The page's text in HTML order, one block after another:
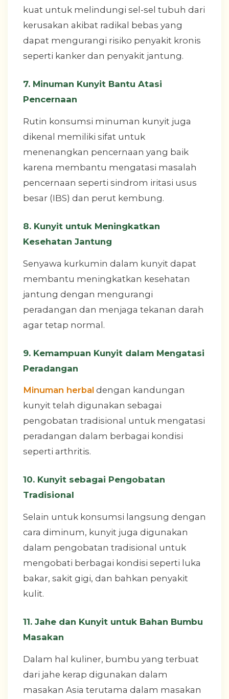
kuat untuk melindungi sel-sel tubuh dari
kerusakan akibat radikal bebas yang
dapat mengurangi risiko penyakit kronis
seperti kanker dan penyakit jantung.
7. Minuman Kunyit Bantu Atasi
Pencernaan
Rutin konsumsi minuman kunyit juga
dikenal memiliki sifat untuk
menenangkan pencernaan yang baik
karena membantu mengatasi masalah
pencernaan seperti sindrom iritasi usus
besar (IBS) dan perut kembung.
8. Kunyit untuk Meningkatkan
Kesehatan Jantung
Senyawa kurkumin dalam kunyit dapat
membantu meningkatkan kesehatan
jantung dengan mengurangi
peradangan dan menjaga tekanan darah
agar tetap normal.
9. Kemampuan Kunyit dalam Mengatasi
Peradangan
Minuman herbal dengan kandungan
kunyit telah digunakan sebagai
pengobatan tradisional untuk mengatasi
peradangan dalam berbagai kondisi
seperti arthritis.
10. Kunyit sebagai Pengobatan
Tradisional
Selain untuk konsumsi langsung dengan
cara diminum, kunyit juga digunakan
dalam pengobatan tradisional untuk
mengobati berbagai kondisi seperti luka
bakar, sakit gigi, dan bahkan penyakit
kulit.
11. Jahe dan Kunyit untuk Bahan Bumbu
Masakan
Dalam hal kuliner, bumbu yang terbuat
dari jahe kerap digunakan dalam
masakan Asia terutama dalam masakan